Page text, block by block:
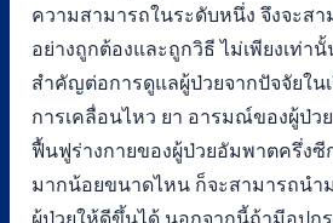
ความสามารถในระดับหนึ่ง จึงจะส
อย่างถูกต้องและถูกวิธี ไม่เพียงเท่า
สำคัญต่อการดูแลผู้ป่วยจากปัจจัยใน
การเคลื่อนไหว ยา อารมณ์ของผู้ป่ว
ฟื้นฟูร่างกายของผู้ป่วยอัมพาตครึ่ง
มากน้อยขนาดไหน ก็จะสามารถนำ